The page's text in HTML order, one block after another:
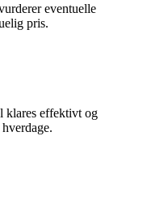
eventuelle
pris.
klares effektivt og